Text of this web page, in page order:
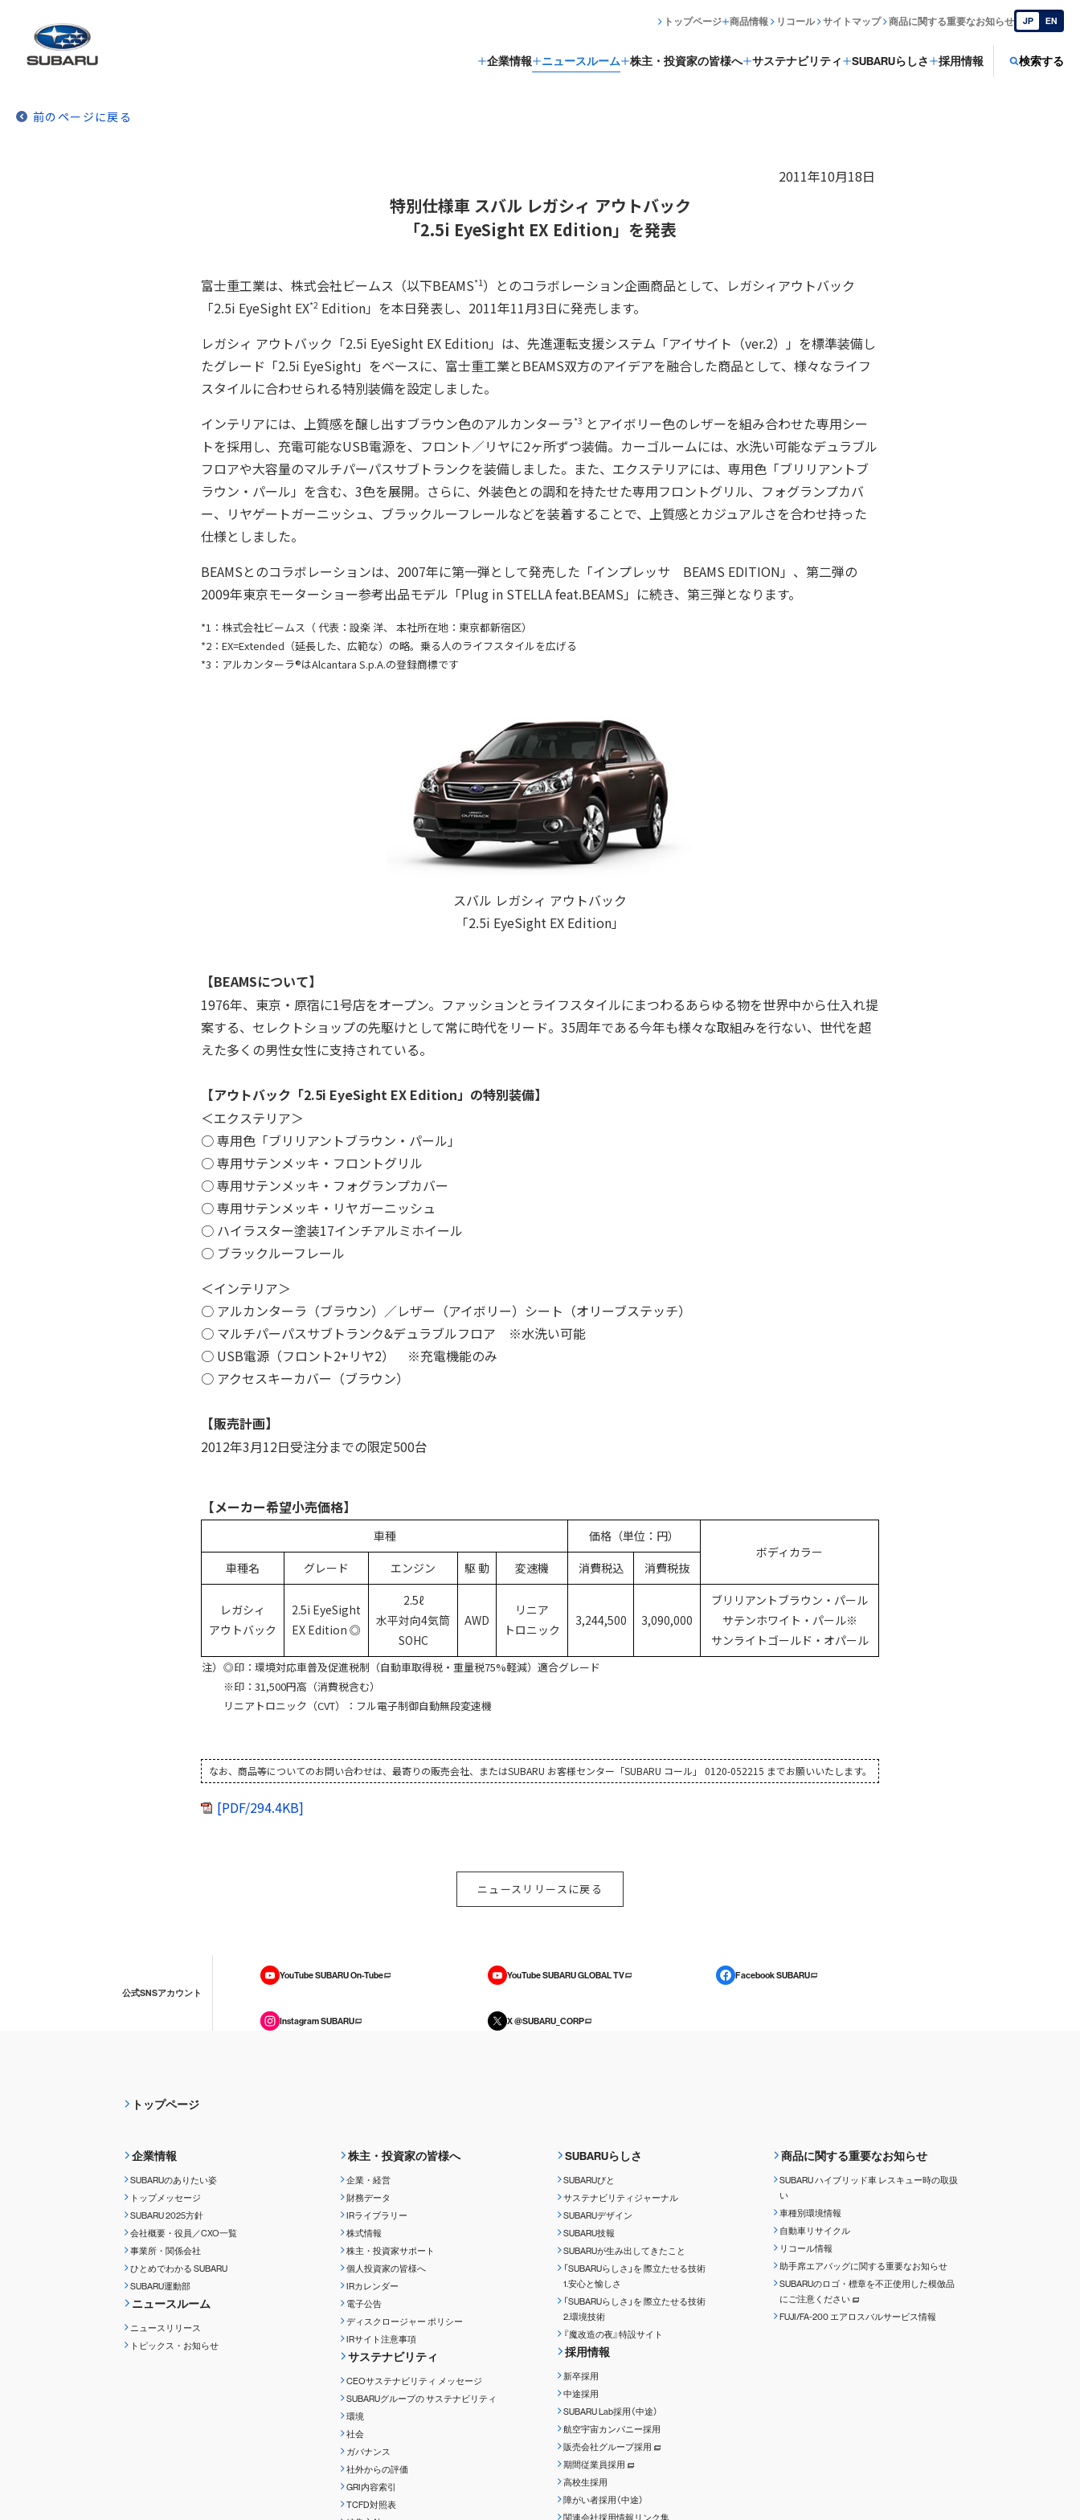
企業情報 ニュースルーム 株主・投資家の皆様へ サステナビリティ SUBARUらしさ 採用情報 検索する
トップページ 商品情報 リコール サイトマップ 商品に関する重要なお知らせ JP EN
前のページに戻る
2011年10月18日
特別仕様車 スバル レガシィ アウトバック
「2.5i EyeSight EX Edition」を発表
富士重工業は、株式会社ビームス（以下BEAMS*1）とのコラボレーション企画商品として、レガシィアウトバック
「2.5i EyeSight EX*2 Edition」を本日発表し、2011年11月3日に発売します。
レガシィ アウトバック「2.5i EyeSight EX Edition」は、先進運転支援システム「アイサイト（ver.2）」を標準装備し
たグレード「2.5i EyeSight」をベースに、富士重工業とBEAMS双方のアイデアを融合した商品として、様々なライフ
スタイルに合わせられる特別装備を設定しました。
インテリアには、上質感を醸し出すブラウン色のアルカンターラ*3 とアイボリー色のレザーを組み合わせた専用シー
トを採用し、充電可能なUSB電源を、フロント／リヤに2ヶ所ずつ装備。カーゴルームには、水洗い可能なデュラブル
フロアや大容量のマルチパーパスサブトランクを装備しました。また、エクステリアには、専用色「ブリリアントブ
ラウン・パール」を含む、3色を展開。さらに、外装色との調和を持たせた専用フロントグリル、フォグランプカバ
ー、リヤゲートガーニッシュ、ブラックルーフレールなどを装着することで、上質感とカジュアルさを合わせ持った
仕様としました。
BEAMSとのコラボレーションは、2007年に第一弾として発売した「インプレッサ BEAMS EDITION」、第二弾の
2009年東京モーターショー参考出品モデル「Plug in STELLA feat.BEAMS」に続き、第三弾となります。
*1：株式会社ビームス（ 代表：設楽 洋、 本社所在地：東京都新宿区）
*2：EX=Extended（延長した、広範な）の略。乗る人のライフスタイルを広げる
*3：アルカンターラ®はAlcantara S.p.A.の登録商標です
スバル レガシィ アウトバック
「2.5i EyeSight EX Edition」
【BEAMSについて】
1976年、東京・原宿に1号店をオープン。ファッションとライフスタイルにまつわるあらゆる物を世界中から仕入れ提
案する、セレクトショップの先駆けとして常に時代をリード。35周年である今年も様々な取組みを行ない、世代を超
えた多くの男性女性に支持されている。
【アウトバック「2.5i EyeSight EX Edition」の特別装備】
＜エクステリア＞
○ 専用色「ブリリアントブラウン・パール」
○ 専用サテンメッキ・フロントグリル
○ 専用サテンメッキ・フォグランプカバー
○ 専用サテンメッキ・リヤガーニッシュ
○ ハイラスター塗装17インチアルミホイール
○ ブラックルーフレール
＜インテリア＞
○ アルカンターラ（ブラウン）／レザー（アイボリー）シート（オリーブステッチ）
○ マルチパーパスサブトランク&デュラブルフロア ※水洗い可能
○ USB電源（フロント2+リヤ2） ※充電機能のみ
○ アクセスキーカバー（ブラウン）
【販売計画】
2012年3月12日受注分までの限定500台
【メーカー希望小売価格】
車種
価格（単位：円）
ボディカラー
車種名
グレード エンジン 駆 動 変速機 消費税込 消費税抜
レガシィ
アウトバック
2.5i EyeSight
EX Edition ◎
2.5ℓ
水平対向4気筒
SOHC
AWD
リニア
トロニック
3,244,500 3,090,000
ブリリアントブラウン・パール
サテンホワイト・パール※
サンライトゴールド・オパール
注） ◎印：環境対応車普及促進税制（自動車取得税・重量税75%軽減）適合グレード
※印：31,500円高（消費税含む）
リニアトロニック（CVT）：フル電子制御自動無段変速機
なお、商品等についてのお問い合わせは、最寄りの販売会社、またはSUBARU お客様センター「SUBARU コール」 0120-052215 までお願いいたします。
[PDF/294.4KB]
ニュースリリースに戻る
公式SNSアカウント
YouTube SUBARU On-Tube YouTube SUBARU GLOBAL TV Facebook SUBARU
Instagram SUBARU X @SUBARU_CORP
トップページ
企業情報
SUBARUのありたい姿
トップメッセージ
SUBARU 2025方針
会社概要・役員／CXO一覧
事業所・関係会社
ひとめでわかる SUBARU
SUBARU運動部
ニュースルーム
ニュースリリース
トピックス・お知らせ
株主・投資家の皆様へ
企業・経営
財務データ
IRライブラリー
株式情報
株主・投資家サポート
個人投資家の皆様へ
IRカレンダー
電子公告
ディスクロージャーポリシー
IRサイト注意事項
サステナビリティ
CEOサステナビリティ メッセージ
SUBARUグループのサステナビリティ
環境
社会
ガバナンス
社外からの評価
GRI内容索引
TCFD対照表
SUBARUらしさ
SUBARUびと
サステナビリティジャーナル
SUBARUデザイン
SUBARU技報
SUBARUが生み出してきたこと
「SUBARUらしさ」を 際立たせる技術
1.安心と愉しさ
「SUBARUらしさ」を 際立たせる技術
2.環境技術
『魔改造の夜』特設サイト
採用情報
新卒採用
中途採用
SUBARU Lab採用（中途）
航空宇宙カンパニー採用
販売会社グループ採用
期間従業員採用
高校生採用
障がい者採用（中途）
関連会社採用情報リンク集
商品に関する重要なお知らせ
SUBARU ハイブリッド車 レスキュー時の取扱
い
車種別環境情報
自動車リサイクル
リコール情報
助手席エアバッグに関する重要なお知らせ
SUBARUのロゴ・標章を不正使用した模倣品
にご注意ください
FUJI/FA-200 エアロスバルサービス情報